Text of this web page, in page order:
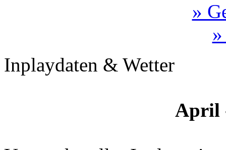
»
Inplaydaten & Wetter
April